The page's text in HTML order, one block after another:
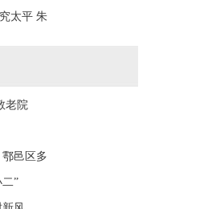
太平 朱
老院
邑区多
”